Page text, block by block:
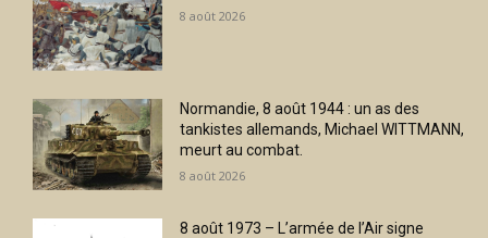
8 août 2026
Normandie, 8 août 1944 : un as des
tankistes allemands, Michael WITTMANN,
meurt au combat.
8 août 2026
8 août 1973 – L’armée de l’Air signe